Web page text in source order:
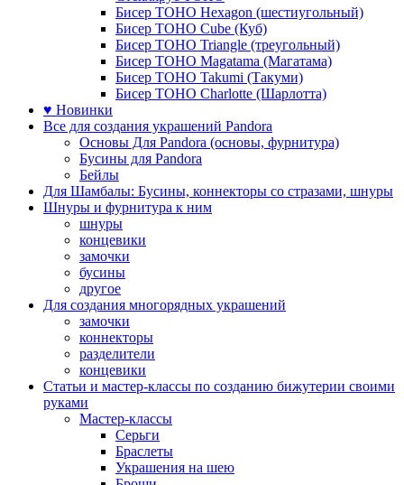
Бисер TOHO Hexagon (шестиугольный)
Бисер TOHO Cube (Куб)
Бисер TOHO Triangle (треугольный)
Бисер TOHO Magatama (Магатама)
Бисер TOHO Takumi (Такуми)
Бисер TOHO Charlotte (Шарлотта)
♥ Новинки
Все для создания украшений Pandora
Основы Для Pandora (основы, фурнитура)
Бусины для Pandora
Бейлы
Для Шамбалы: Бусины, коннекторы со стразами, шнуры
Шнуры и фурнитура к ним
шнуры
концевики
замочки
бусины
другое
Для создания многорядных украшений
замочки
коннекторы
разделители
концевики
Статьи и мастер-классы по созданию бижутерии своими
руками
Мастер-классы
Серьги
Браслеты
Украшения на шею